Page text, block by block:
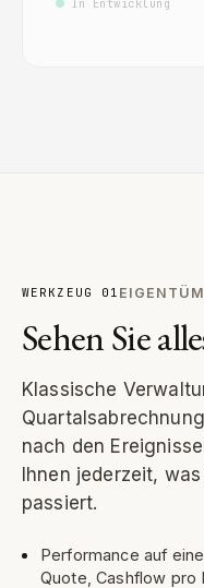
In Entwicklung
WERKZEUG 01
Sehen Sie
Klassische
nach den
Ihnen jederzeit,
passiert.
Performance auf
Quote, Cashflow pro